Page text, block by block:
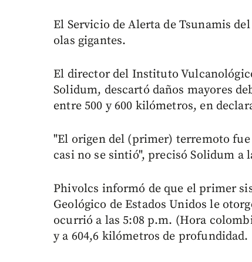
El Servicio de Alerta de Tsunamis
olas gigantes.
El director del Instituto
Solidum, descartó daños mayores
entre 500 y 600 kilómetros, en
"El origen del (primer) terremoto
casi no se sintió", precisó Solidum a
Phivolcs informó de que el primer
Geológico de Estados Unidos le
ocurrió a las 5:08 p.m. (Hora
y a 604,6 kilómetros de profundidad.